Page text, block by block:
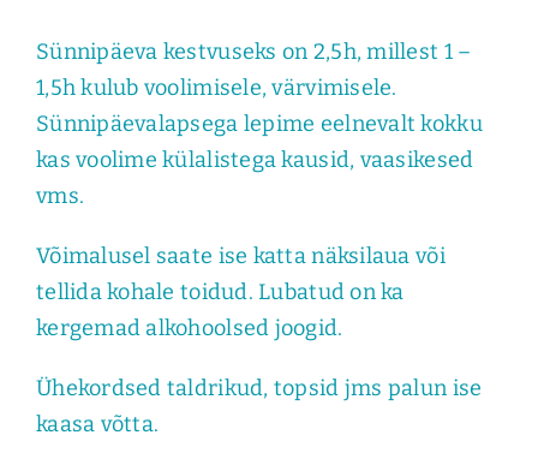
Sünnipäeva kestvuseks on 2,5h, millest 1 –
1,5h kulub voolimisele, värvimisele.
Sünnipäevalapsega lepime eelnevalt kokku
kas voolime külalistega kausid, vaasikesed
vms.
Võimalusel saate ise katta näksilaua või
tellida kohale toidud. Lubatud on ka
kergemad alkohoolsed joogid.
Ühekordsed taldrikud, topsid jms palun ise
kaasa võtta.